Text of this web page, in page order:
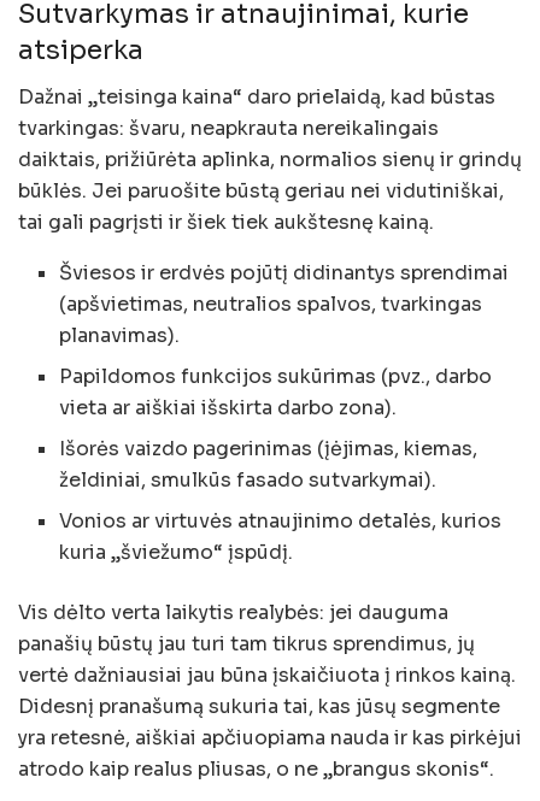
Sutvarkymas ir atnaujinimai, kurie
atsiperka
Dažnai „teisinga kaina“ daro prielaidą, kad būstas
tvarkingas: švaru, neapkrauta nereikalingais
daiktais, prižiūrėta aplinka, normalios sienų ir grindų
būklės. Jei paruošite būstą geriau nei vidutiniškai,
tai gali pagrįsti ir šiek tiek aukštesnę kainą.
Šviesos ir erdvės pojūtį didinantys sprendimai
(apšvietimas, neutralios spalvos, tvarkingas
planavimas).
Papildomos funkcijos sukūrimas (pvz., darbo
vieta ar aiškiai išskirta darbo zona).
Išorės vaizdo pagerinimas (įėjimas, kiemas,
želdiniai, smulkūs fasado sutvarkymai).
Vonios ar virtuvės atnaujinimo detalės, kurios
kuria „šviežumo“ įspūdį.
Vis dėlto verta laikytis realybės: jei dauguma
panašių būstų jau turi tam tikrus sprendimus, jų
vertė dažniausiai jau būna įskaičiuota į rinkos kainą.
Didesnį pranašumą sukuria tai, kas jūsų segmente
yra retesnė, aiškiai apčiuopiama nauda ir kas pirkėjui
atrodo kaip realus pliusas, o ne „brangus skonis“.